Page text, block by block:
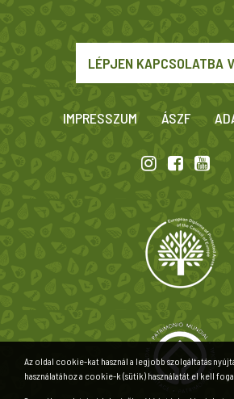
LÉPJEN KAPCSOLATBA
IMPRESSZUM ÁSZF
Az oldal cookie-kat használ a legjobb szolgáltatás
használatához a cookie-k (sütik) használatát el kell